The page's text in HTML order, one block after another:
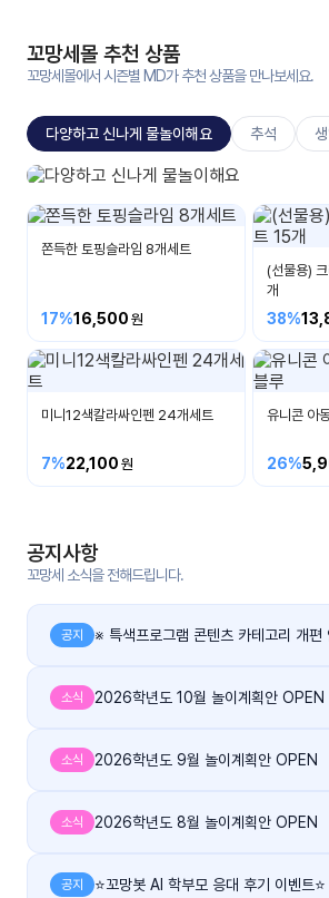
생
교
원
온라
인 강
의
강의
무료
강의
및
세미
수강
후기
자료
실
커
뮤
티
사항
우리
들의
후기
게시
타그
램
브
꼬망세몰 추천 상품
꼬망세몰에서 시즌별 MD가 추천 상품을 만나보세요.
다양하고 신나게 물놀이해요 추석
지나상사
비눗방울/물총/말랑이/우산외
쫀득한 토핑슬라임 8개세트
17%16,500
(선물용)
개
38%
미니12색칼라싸인펜 24개세트
7%22,100
유니콘 아
26%
공지사항
꼬망세 소식을 전해드립니다.
공지 ※ 특색프로그램 콘텐츠 카테고리 개편
소식 2026학년도 10월 놀이계획안 OPEN
소식 2026학년도 9월 놀이계획안 OPEN
소식 2026학년도 8월 놀이계획안 OPEN
공지 ⭐꼬망봇 AI 학부모 응대 후기 이벤트⭐